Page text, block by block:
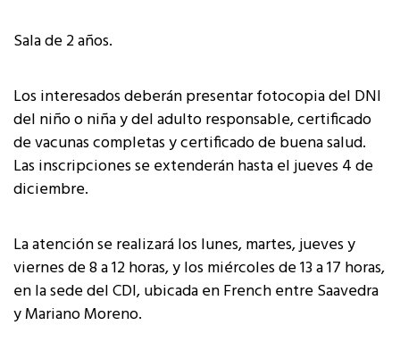
Sala de 2 años.
Los interesados deberán presentar fotocopia del DNI
del niño o niña y del adulto responsable, certificado
de vacunas completas y certificado de buena salud.
Las inscripciones se extenderán hasta el jueves 4 de
diciembre.
La atención se realizará los lunes, martes, jueves y
viernes de 8 a 12 horas, y los miércoles de 13 a 17 horas,
en la sede del CDI, ubicada en French entre Saavedra
y Mariano Moreno.